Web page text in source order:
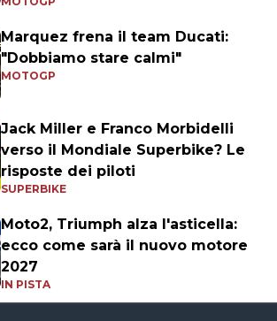
Marquez frena il team Ducati:
"Dobbiamo stare calmi"
MOTOGP
Jack Miller e Franco Morbidelli
verso il Mondiale Superbike? Le
risposte dei piloti
SUPERBIKE
Moto2, Triumph alza l'asticella:
ecco come sarà il nuovo motore
2027
IN PISTA